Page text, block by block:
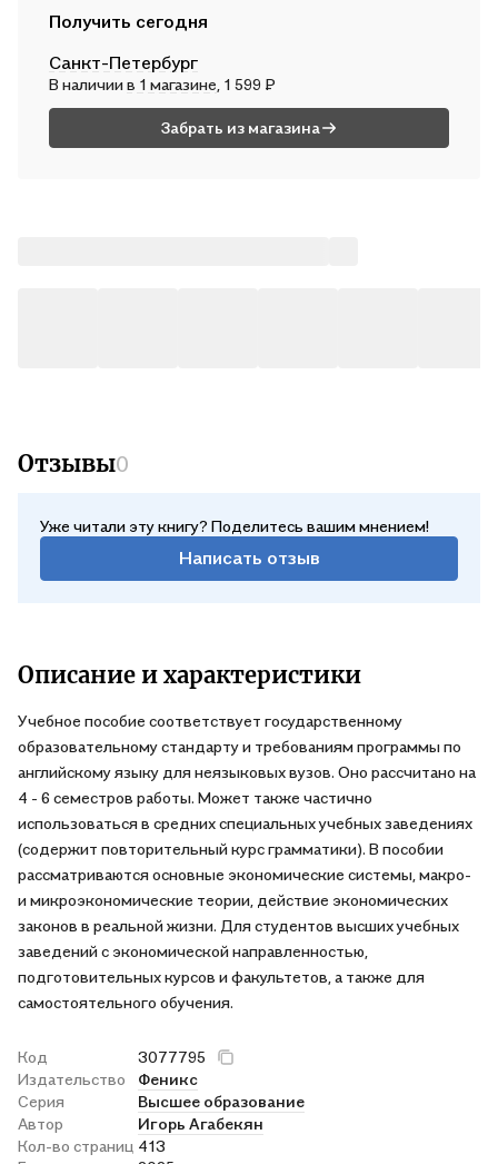
В ср, 12 августа — бесплатно
Почтой России
В чт, 13 августа — от 549 ₽
Получить сегодня
Санкт-Петербург
В наличиив 1 магазине , 1 599 ₽
Забрать из магазина
Отзывы0
Уже читали эту книгу? Поделитесь вашим мнением!
Написать отзыв
Описание и характеристики
Учебное пособие соответствует государственному
образовательному стандарту и требованиям программы по
английскому языку для неязыковых вузов. Оно рассчитано на
4 - 6 семестров работы. Может также частично
использоваться в средних специальных учебных заведениях
(содержит повторительный курс грамматики). В пособии
рассматриваются основные экономические системы, макро-
и микроэкономические теории, действие экономических
законов в реальной жизни. Для студентов высших учебных
заведений с экономической направленностью,
подготовительных курсов и факультетов, а также для
самостоятельного обучения.
Код
3077795
Издательство
Феникс
Серия
Высшее образование
Автор
Игорь Агабекян
Кол-во страниц 413